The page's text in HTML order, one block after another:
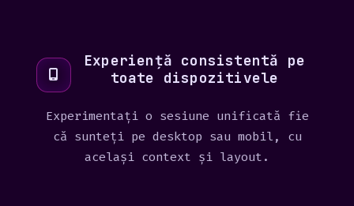
Experiență consistentă pe
toate dispozitivele
Experimentați o sesiune unificată fie
că sunteți pe desktop sau mobil, cu
același context și layout.